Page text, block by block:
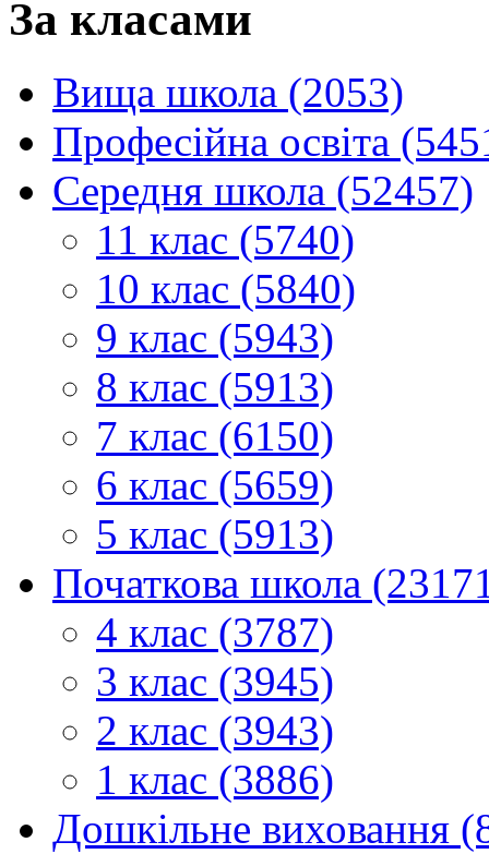
За класами
Вища школа (2053)
Професійна освіта
Середня школа (52457)
11 клас (5740)
10 клас (5840)
9 клас (5943)
8 клас (5913)
7 клас (6150)
6 клас (5659)
5 клас (5913)
Початкова школа
4 клас (3787)
3 клас (3945)
2 клас (3943)
1 клас (3886)
Дошкільне виховання